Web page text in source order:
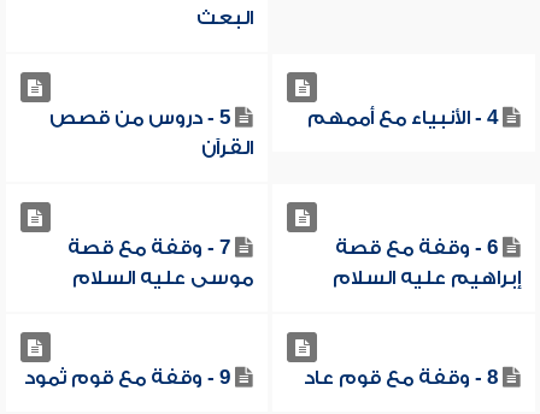
البعث
4 - الأنبياء مع أممهم
5 - دروس من قصص
القرآن
6 - وقفة مع قصة
إبراهيم عليه السلام
7 - وقفة مع قصة
موسى عليه السلام
8 - وقفة مع قوم عاد 9 - وقفة مع قوم ثمود